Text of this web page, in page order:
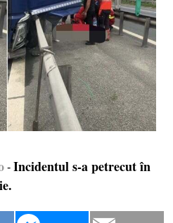
- Incidentul s-a petrecut în